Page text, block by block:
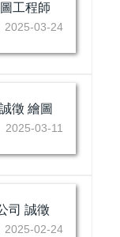
工程師
2025-03-24
徵 繪圖
2025-03-11
司 誠徵
2025-02-24